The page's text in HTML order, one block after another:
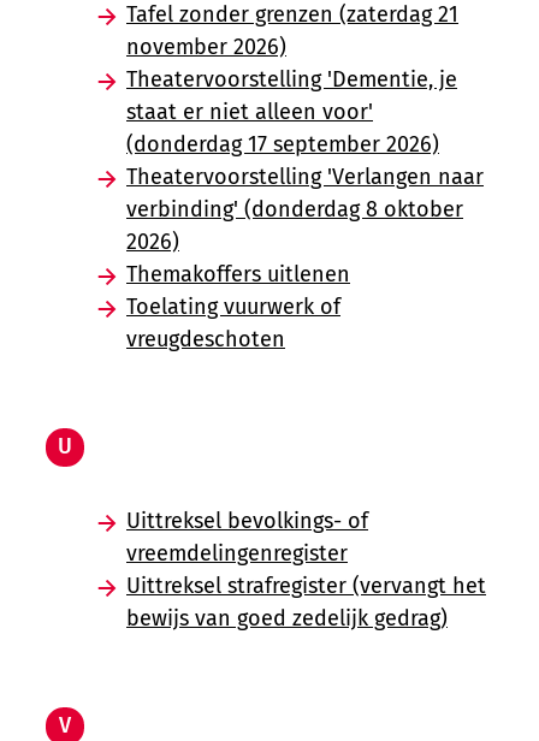
Tafel zonder grenzen (zaterdag 21
november 2026)
Theatervoorstelling 'Dementie, je
staat er niet alleen voor'
(donderdag 17 september 2026)
Theatervoorstelling 'Verlangen naar
verbinding' (donderdag 8 oktober
2026)
Themakoffers uitlenen
Toelating vuurwerk of
vreugdeschoten
U
Uittreksel bevolkings- of
vreemdelingenregister
Uittreksel strafregister (vervangt het
bewijs van goed zedelijk gedrag)
V